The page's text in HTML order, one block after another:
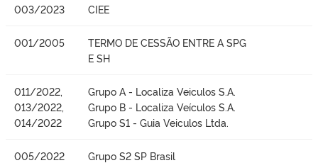
003/2023 CIEE
001/2005
TERMO DE CESSÃO ENTRE A SPG
E SH
011/2022,
013/2022,
014/2022
Grupo A - Localiza Veiculos S.A.
Grupo B - Localiza Veículos S.A.
Grupo S1 - Guia Veiculos Ltda.
005/2022 Grupo S2 SP Brasil